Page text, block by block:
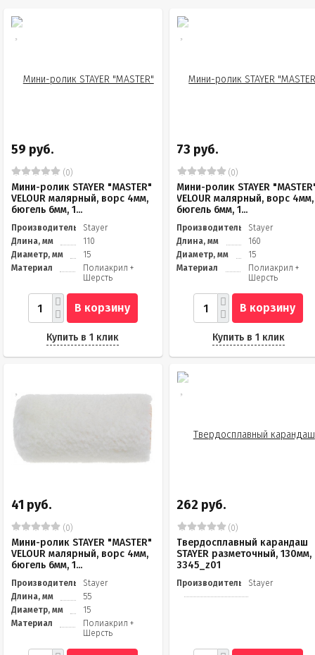
59 руб.
(0)
Мини-ролик STAYER "MASTER"
VELOUR малярный, ворс 4мм,
бюгель 6мм, 1...
Производитель
Stayer
Длина, мм
110
Диаметр, мм
15
Материал
Полиакрил +
Шерсть
В корзину
Купить в 1 клик
73 руб.
(0)
Мини-ролик STAYER
VELOUR малярный, ворс 4мм,
бюгель 6мм, 1...
Производитель
Stayer
Длина, мм
160
Диаметр, мм
15
Материал
Полиакрил +
Шерсть
В корзину
Купить в 1 клик
41 руб.
(0)
Мини-ролик STAYER "MASTER"
VELOUR малярный, ворс 4мм,
бюгель 6мм, 1...
Производитель
Stayer
Длина, мм
55
Диаметр, мм
15
Материал
Полиакрил +
Шерсть
262 руб.
(0)
Твердосплавный карандаш
STAYER разметочный, 130мм,
3345_z01
Производитель Stayer